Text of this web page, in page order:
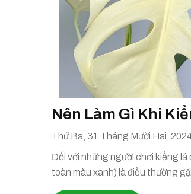
Nên Làm Gì Khi
Thứ Ba, 31 Tháng Mười Hai,
Đối với những người chơi kiểng lá
toàn màu xanh) là điều thường